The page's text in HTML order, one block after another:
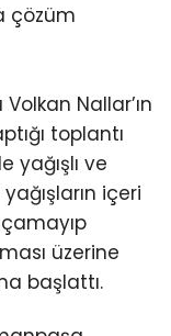
çözüm
Nallar’ın
toplantı
yağışlı ve
içeri
üzerine
başlattı.